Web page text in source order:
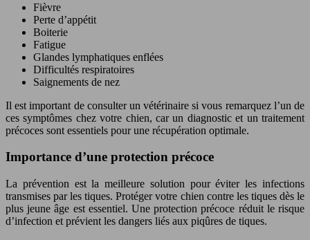
Fièvre
Perte d’appétit
Boiterie
Fatigue
Glandes lymphatiques enflées
Difficultés respiratoires
Saignements de nez
Il est important de consulter un vétérinaire si vous remarquez l’un de
ces symptômes chez votre chien, car un diagnostic et un traitement
précoces sont essentiels pour une récupération optimale.
Importance d’une protection précoce
La prévention est la meilleure solution pour éviter les infections
transmises par les tiques. Protéger votre chien contre les tiques dès le
plus jeune âge est essentiel. Une protection précoce réduit le risque
d’infection et prévient les dangers liés aux piqûres de tiques.